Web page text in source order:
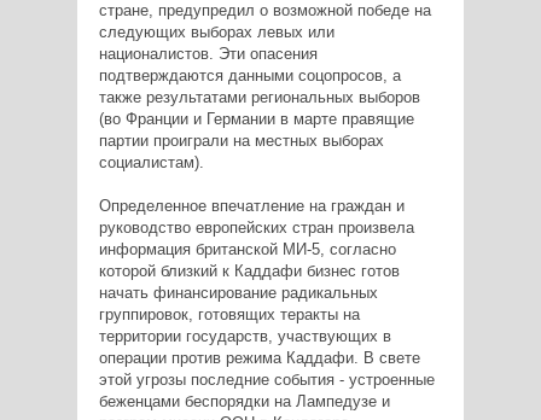
стране, предупредил о возможной победе на
следующих выборах левых или
националистов. Эти опасения
подтверждаются данными соцопросов, а
также результатами региональных выборов
(во Франции и Германии в марте правящие
партии проиграли на местных выборах
социалистам).
Определенное впечатление на граждан и
руководство европейских стран произвела
информация британской МИ-5, согласно
которой близкий к Каддафи бизнес готов
начать финансирование радикальных
группировок, готовящих теракты на
территории государств, участвующих в
операции против режима Каддафи. В свете
этой угрозы последние события - устроенные
беженцами беспорядки на Лампедузе и